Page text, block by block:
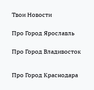
Твои Новости
Про Город Ярославль
Про Город Владивосток
Про Город Краснодара